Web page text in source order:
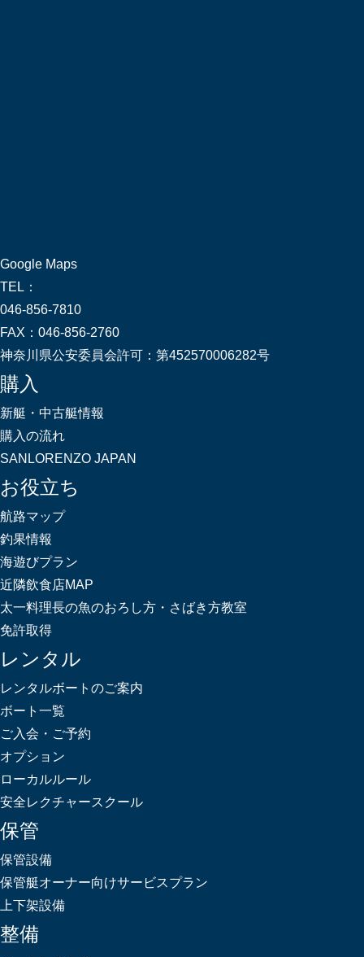
Google Maps
TEL：
046-856-7810
FAX： 046-856-2760
神奈川県公安委員会許可： 第452570006282号
購入
新艇・中古艇情報
購入の流れ
SANLORENZO JAPAN
お役立ち
航路マップ
釣果情報
海遊びプラン
近隣飲食店MAP
太一料理長の魚のおろし方・さばき方教室
免許取得
レンタル
レンタルボートのご案内
ボート一覧
ご入会・ご予約
オプション
ローカルルール
安全レクチャースクール
保管
保管設備
保管艇オーナー向けサービスプラン
上下架設備
整備